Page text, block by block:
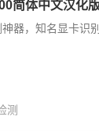
简体中文汉化
器，知名显卡识
测